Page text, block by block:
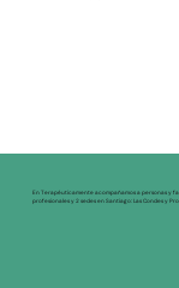
En Terapéuticamente acompañamos a personas y
profesionales y 2 sedes en Santiago: Las Condes y